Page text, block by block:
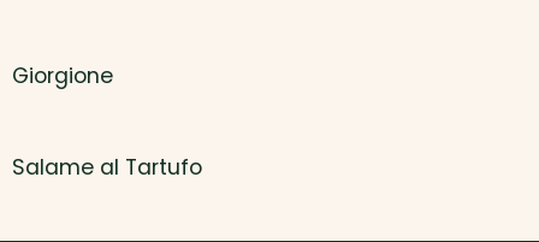
Giorgione
Salame al Tartufo